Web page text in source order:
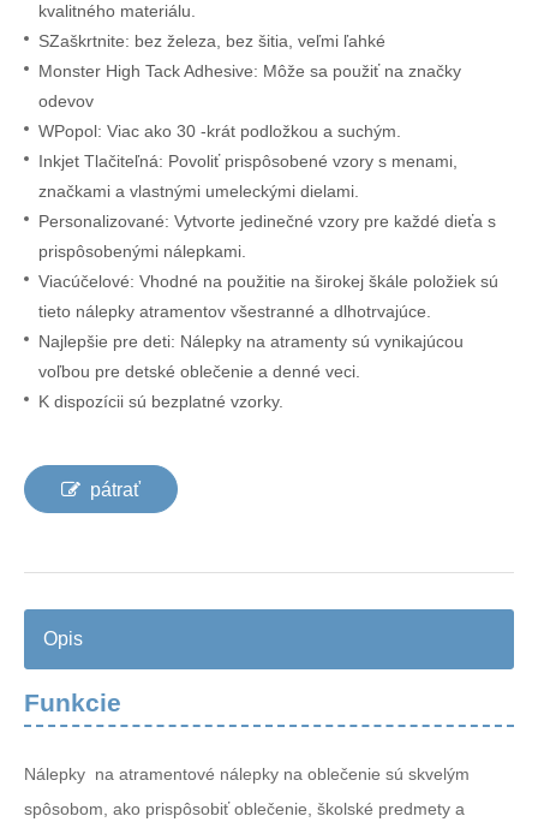
kvalitného materiálu.
SZaškrtnite: bez železa, bez šitia, veľmi ľahké
Monster High Tack Adhesive: Môže sa použiť na značky
odevov
WPopol: Viac ako 30 -krát podložkou a suchým.
Inkjet Tlačiteľná: Povoliť prispôsobené vzory s menami,
značkami a vlastnými umeleckými dielami.
Personalizované: Vytvorte jedinečné vzory pre každé dieťa s
prispôsobenými nálepkami.
Viacúčelové: Vhodné na použitie na širokej škále položiek sú
tieto nálepky atramentov všestranné a dlhotrvajúce.
Najlepšie pre deti: Nálepky na atramenty sú vynikajúcou
voľbou pre detské oblečenie a denné veci.
K dispozícii sú bezplatné vzorky.
pátrať
Opis
Funkcie
Nálepky na atramentové nálepky na oblečenie sú skvelým
spôsobom, ako prispôsobiť oblečenie, školské predmety a